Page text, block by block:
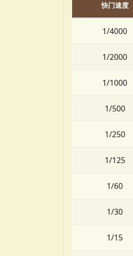
快门速度
1/4000
1/2000
1/1000
1/500
1/250
1/125
1/60
1/30
1/15